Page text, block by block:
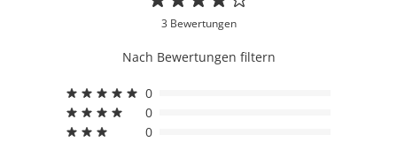
3 Bewertungen
Nach Bewertungen filtern
0
0
0